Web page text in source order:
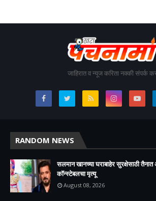
जाहिरात व न्यूज करिता नक्की संपर्क
RANDOM NEWS
सलमान खानच्या घराबाहेर सुरक्षेसाठी
कॉन्स्टेबलचा मृत्यू
August 08, 2026